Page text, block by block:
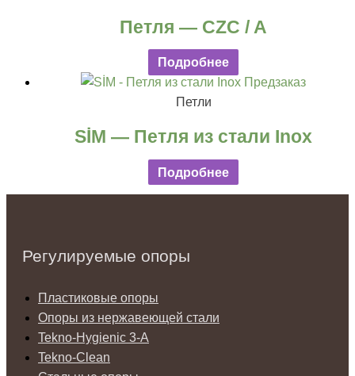
Петля — CZC / A
Подробнее
Предзаказ
Петли
SİM — Петля из стали Inox
Подробнее
Регулируемые опоры
Пластиковые опоры
Опоры из нержавеющей стали
Tekno-Hygienic 3-А
Tekno-Clean